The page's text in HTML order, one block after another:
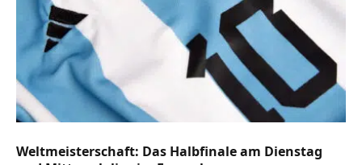
Weltmeisterschaft: Das Halbfinale am Dienstag